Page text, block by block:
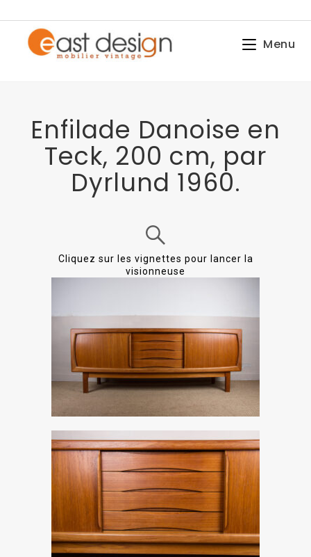
Menu
Enfilade Danoise en
Teck, 200 cm, par
Dyrlund 1960.
Cliquez sur les vignettes pour lancer la
visionneuse